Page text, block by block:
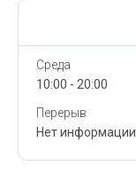
Среда
10:00 - 20:00
Перерыв
Нет информации